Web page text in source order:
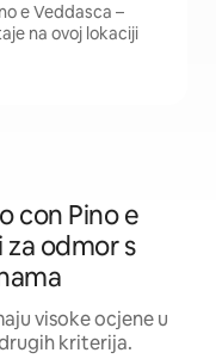
e Veddasca –
na ovoj lokaciji
con Pino e
za odmor s
visoke ocjene u
kriterija.